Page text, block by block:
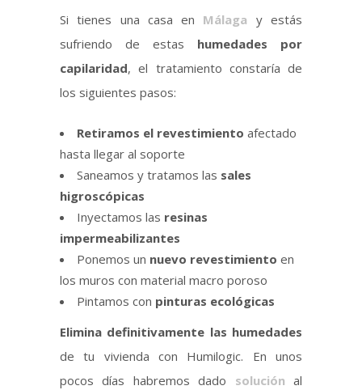
Si tienes una casa en Málaga y estás
sufriendo de estas humedades por
capilaridad, el tratamiento constaría de
los siguientes pasos:
Retiramos el revestimiento afectado
hasta llegar al soporte
Saneamos y tratamos las sales
higroscópicas
Inyectamos las resinas
impermeabilizantes
Ponemos un nuevo revestimiento en
los muros con material macro poroso
Pintamos con pinturas ecológicas
Elimina definitivamente las humedades
de tu vivienda con Humilogic. En unos
pocos días habremos dado solución al